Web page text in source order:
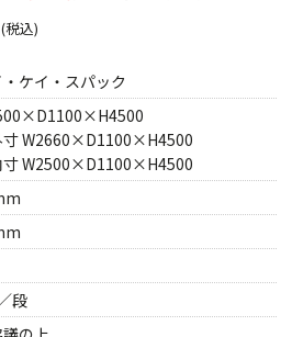
(税込)
・ケイ・スパック
寸 W2660×D1100×H4500
寸 W2500×D1100×H4500
段